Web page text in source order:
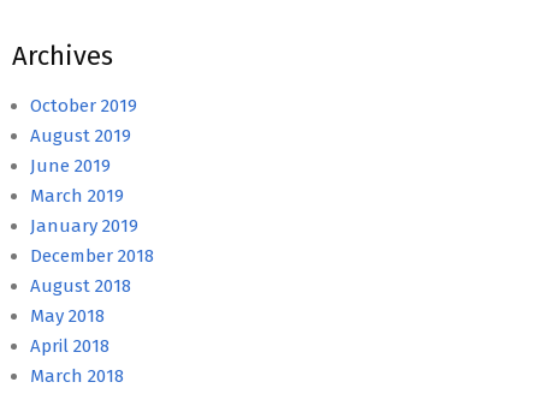
Archives
October 2019
August 2019
June 2019
March 2019
January 2019
December 2018
August 2018
May 2018
April 2018
March 2018